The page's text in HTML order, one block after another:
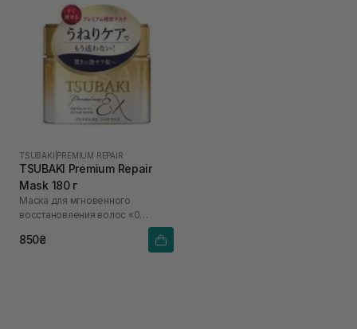
TSUBAKI PREMIUM REPAIR
TSUBAKI Premium Repair
Mask 180 г
Маска для мгновенного
восстановления волос «0
850₴